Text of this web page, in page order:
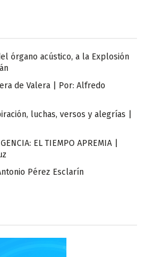
órgano acústico, a la Explosión
de Valera | Por: Alfredo
luchas, versos y alegrías |
EL TIEMPO APREMIA |
Pérez Esclarín